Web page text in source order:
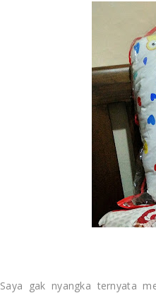
Saya gak nyangka ternyata